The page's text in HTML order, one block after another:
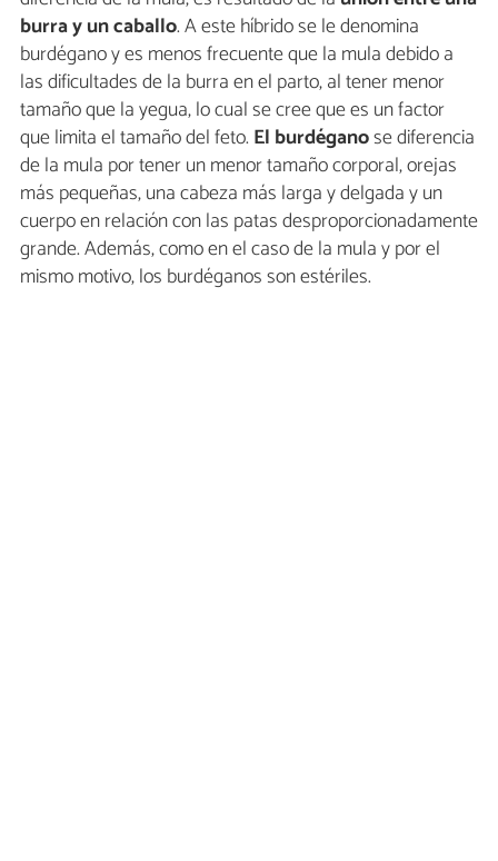
burra y un caballo. A este híbrido se le denomina
burdégano y es menos frecuente que la mula debido a
las dificultades de la burra en el parto, al tener menor
tamaño que la yegua, lo cual se cree que es un factor
que limita el tamaño del feto. El burdéganose diferencia
de la mula por tener un menor tamaño corporal, orejas
más pequeñas, una cabeza más larga y delgada y un
cuerpo en relación con las patas desproporcionadamente
grande. Además, como en el caso de la mula y por el
mismo motivo, los burdéganos son estériles.